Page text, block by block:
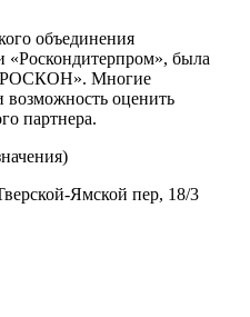
объединения
«Роскондитерпром», была
Многие
возможность оценить
партнера.
Ямской пер, 18/3